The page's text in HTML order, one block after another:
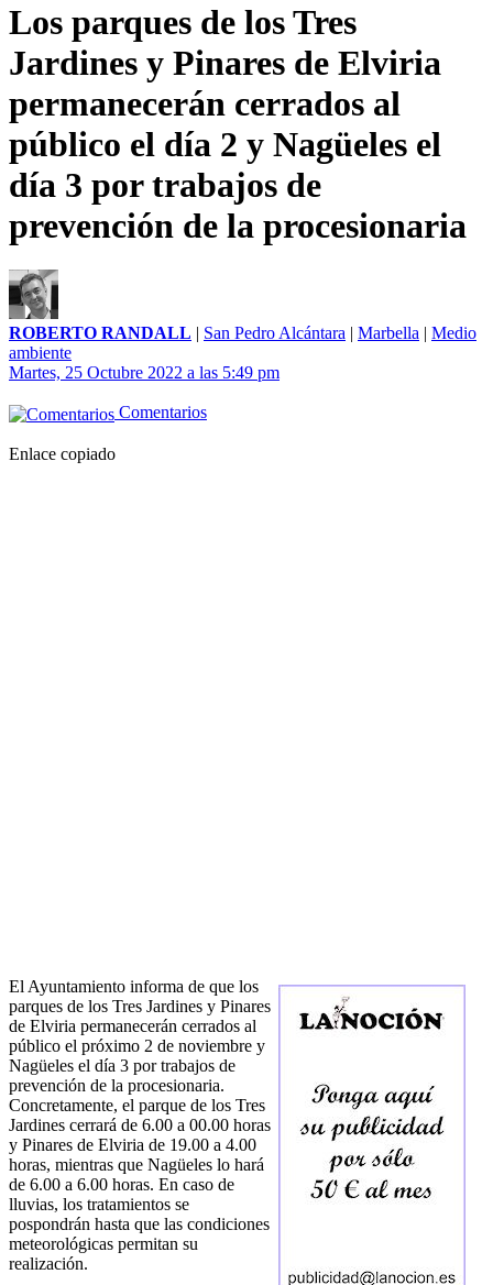
Los parques de los Tres
Jardines y Pinares de Elviria
permanecerán cerrados al
público el día 2 y Nagüeles el
día 3 por trabajos de
prevención de la procesionaria
ROBERTO RANDALL | San Pedro Alcántara | Marbella | Medio
ambiente
Martes, 25 Octubre 2022 a las 5:49 pm
Comentarios
Enlace copiado
El Ayuntamiento informa de que los
parques de los Tres Jardines y Pinares
de Elviria permanecerán cerrados al
público el próximo 2 de noviembre y
Nagüeles el día 3 por trabajos de
prevención de la procesionaria.
Concretamente, el parque de los Tres
Jardines cerrará de 6.00 a 00.00 horas
y Pinares de Elviria de 19.00 a 4.00
horas, mientras que Nagüeles lo hará
de 6.00 a 6.00 horas. En caso de
lluvias, los tratamientos se
pospondrán hasta que las condiciones
meteorológicas permitan su
realización.